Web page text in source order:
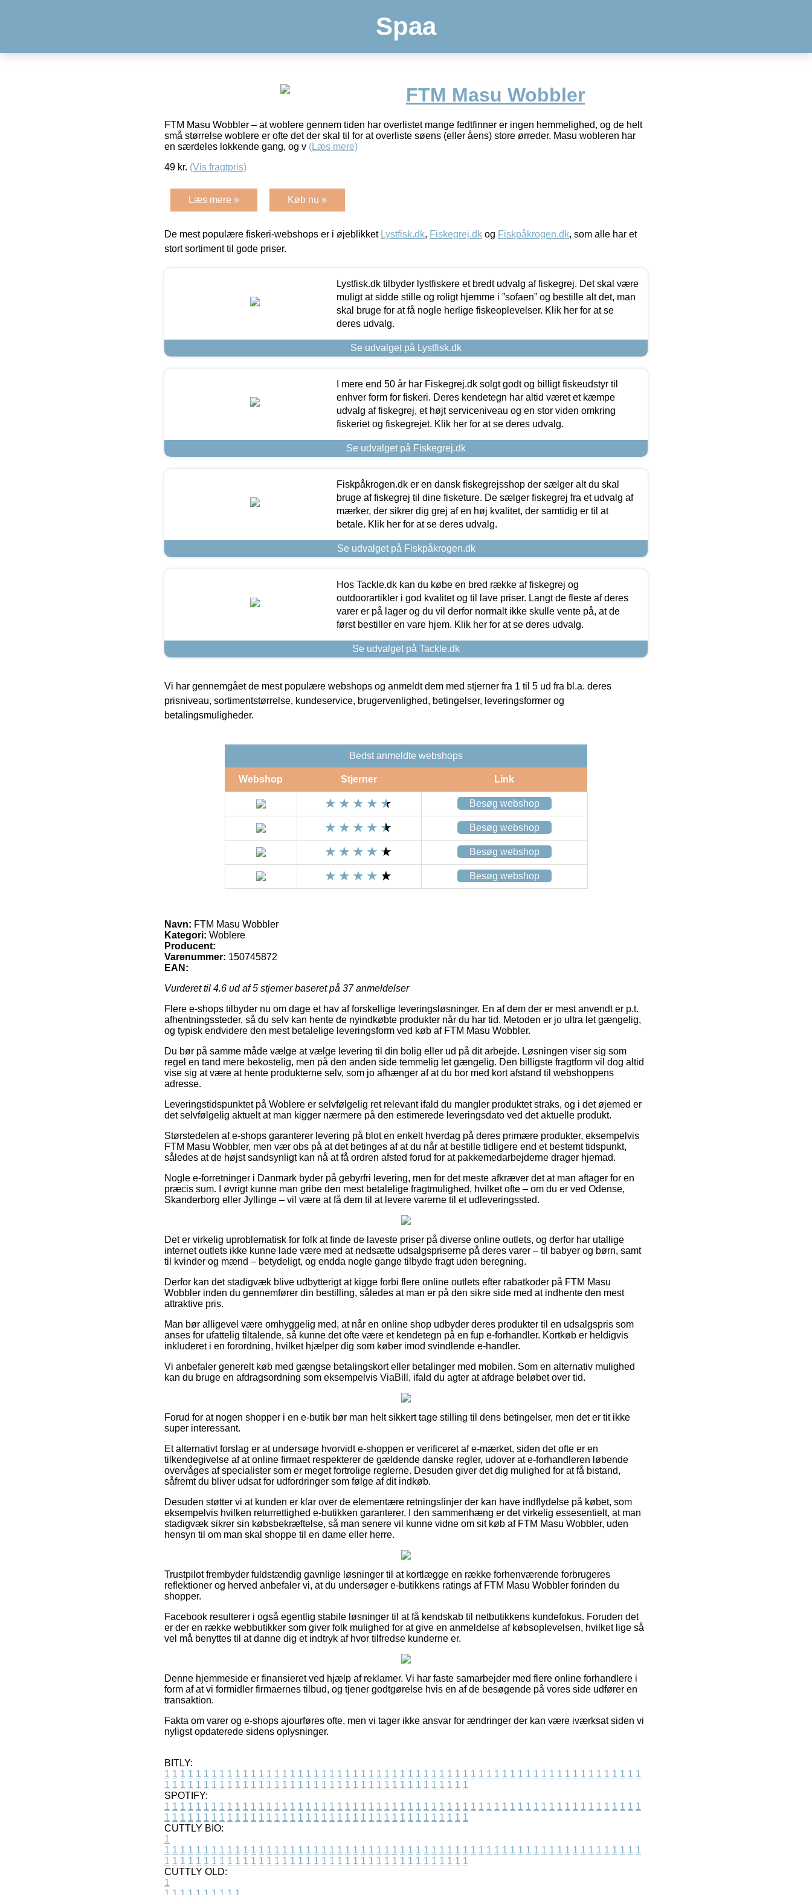
Spaa
FTM Masu Wobbler
FTM Masu Wobbler – at woblere gennem tiden har overlistet mange fedtfinner er ingen hemmelighed, og de helt
små størrelse woblere er ofte det der skal til for at overliste søens (eller åens) store ørreder. Masu wobleren har
en særdeles lokkende gang, og v (Læs mere)
49 kr. (Vis fragtpris)
Læs mere » Køb nu »
De mest populære fiskeri-webshops er i øjeblikket Lystfisk.dk, Fiskegrej.dk og Fiskpåkrogen.dk, som alle har et
stort sortiment til gode priser.
Lystfisk.dk tilbyder lystfiskere et bredt udvalg af fiskegrej. Det skal være
muligt at sidde stille og roligt hjemme i ”sofaen” og bestille alt det, man
skal bruge for at få nogle herlige fiskeoplevelser. Klik her for at se
deres udvalg.
Se udvalget på Lystfisk.dk
I mere end 50 år har Fiskegrej.dk solgt godt og billigt fiskeudstyr til
enhver form for fiskeri. Deres kendetegn har altid været et kæmpe
udvalg af fiskegrej, et højt serviceniveau og en stor viden omkring
fiskeriet og fiskegrejet. Klik her for at se deres udvalg.
Se udvalget på Fiskegrej.dk
Fiskpåkrogen.dk er en dansk fiskegrejsshop der sælger alt du skal
bruge af fiskegrej til dine fisketure. De sælger fiskegrej fra et udvalg af
mærker, der sikrer dig grej af en høj kvalitet, der samtidig er til at
betale. Klik her for at se deres udvalg.
Se udvalget på Fiskpåkrogen.dk
Hos Tackle.dk kan du købe en bred række af fiskegrej og
outdoorartikler i god kvalitet og til lave priser. Langt de fleste af deres
varer er på lager og du vil derfor normalt ikke skulle vente på, at de
først bestiller en vare hjem. Klik her for at se deres udvalg.
Se udvalget på Tackle.dk
Vi har gennemgået de mest populære webshops og anmeldt dem med stjerner fra 1 til 5 ud fra bl.a. deres
prisniveau, sortimentstørrelse, kundeservice, brugervenlighed, betingelser, leveringsformer og
betalingsmuligheder.
Bedst anmeldte webshops
Webshop Stjerner Link
Besøg webshop
Besøg webshop
Besøg webshop
Besøg webshop
Navn: FTM Masu Wobbler
Kategori: Woblere
Producent:
Varenummer: 150745872
EAN:
Vurderet til 4.6 ud af 5 stjerner baseret på 37anmeldelser
Flere e-shops tilbyder nu om dage et hav af forskellige leveringsløsninger. En af dem der er mest anvendt er p.t.
afhentningssteder, så du selv kan hente de nyindkøbte produkter når du har tid. Metoden er jo ultra let gængelig,
og typisk endvidere den mest betalelige leveringsform ved køb af FTM Masu Wobbler.
Du bør på samme måde vælge at vælge levering til din bolig eller ud på dit arbejde. Løsningen viser sig som
regel en tand mere bekostelig, men på den anden side temmelig let gængelig. Den billigste fragtform vil dog altid
vise sig at være at hente produkterne selv, som jo afhænger af at du bor med kort afstand til webshoppens
adresse.
Leveringstidspunktet på Woblere er selvfølgelig ret relevant ifald du mangler produktet straks, og i det øjemed er
det selvfølgelig aktuelt at man kigger nærmere på den estimerede leveringsdato ved det aktuelle produkt.
Størstedelen af e-shops garanterer levering på blot en enkelt hverdag på deres primære produkter, eksempelvis
FTM Masu Wobbler, men vær obs på at det betinges af at du når at bestille tidligere end et bestemt tidspunkt,
således at de højst sandsynligt kan nå at få ordren afsted forud for at pakkemedarbejderne drager hjemad.
Nogle e-forretninger i Danmark byder på gebyrfri levering, men for det meste afkræver det at man aftager for en
præcis sum. I øvrigt kunne man gribe den mest betalelige fragtmulighed, hvilket ofte – om du er ved Odense,
Skanderborg eller Jyllinge – vil være at få dem til at levere varerne til et udleveringssted.
Det er virkelig uproblematisk for folk at finde de laveste priser på diverse online outlets, og derfor har utallige
internet outlets ikke kunne lade være med at nedsætte udsalgspriserne på deres varer – til babyer og børn, samt
til kvinder og mænd – betydeligt, og endda nogle gange tilbyde fragt uden beregning.
Derfor kan det stadigvæk blive udbytterigt at kigge forbi flere online outlets efter rabatkoder på FTM Masu
Wobbler inden du gennemfører din bestilling, således at man er på den sikre side med at indhente den mest
attraktive pris.
Man bør alligevel være omhyggelig med, at når en online shop udbyder deres produkter til en udsalgspris som
anses for ufattelig tiltalende, så kunne det ofte være et kendetegn på en fup e-forhandler. Kortkøb er heldigvis
inkluderet i en forordning, hvilket hjælper dig som køber imod svindlende e-handler.
Vi anbefaler generelt køb med gængse betalingskort eller betalinger med mobilen. Som en alternativ mulighed
kan du bruge en afdragsordning som eksempelvis ViaBill, ifald du agter at afdrage beløbet over tid.
Forud for at nogen shopper i en e-butik bør man helt sikkert tage stilling til dens betingelser, men det er tit ikke
super interessant.
Et alternativt forslag er at undersøge hvorvidt e-shoppen er verificeret af e-mærket, siden det ofte er en
tilkendegivelse af at online firmaet respekterer de gældende danske regler, udover at e-forhandleren løbende
overvåges af specialister som er meget fortrolige reglerne. Desuden giver det dig mulighed for at få bistand,
såfremt du bliver udsat for udfordringer som følge af dit indkøb.
Desuden støtter vi at kunden er klar over de elementære retningslinjer der kan have indflydelse på købet, som
eksempelvis hvilken returrettighed e-butikken garanterer. I den sammenhæng er det virkelig essesentielt, at man
stadigvæk sikrer sin købsbekræftelse, så man senere vil kunne vidne om sit køb af FTM Masu Wobbler, uden
hensyn til om man skal shoppe til en dame eller herre.
Trustpilot frembyder fuldstændig gavnlige løsninger til at kortlægge en række forhenværende forbrugeres
reflektioner og herved anbefaler vi, at du undersøger e-butikkens ratings af FTM Masu Wobbler forinden du
shopper.
Facebook resulterer i også egentlig stabile løsninger til at få kendskab til netbutikkens kundefokus. Foruden det
er der en række webbutikker som giver folk mulighed for at give en anmeldelse af købsoplevelsen, hvilket lige så
vel må benyttes til at danne dig et indtryk af hvor tilfredse kunderne er.
Denne hjemmeside er finansieret ved hjælp af reklamer. Vi har faste samarbejder med flere online forhandlere i
form af at vi formidler firmaernes tilbud, og tjener godtgørelse hvis en af de besøgende på vores side udfører en
transaktion.
Fakta om varer og e-shops ajourføres ofte, men vi tager ikke ansvar for ændringer der kan være iværksat siden vi
nyligst opdaterede sidens oplysninger.
BITLY:
1 1 1 1 1 1 1 1 1 1 1 1 1 1 1 1 1 1 1 1 1 1 1 1 1 1 1 1 1 1 1 1 1 1 1 1 1 1 1 1 1 1 1 1 1 1 1 1 1 1 1 1 1 1 1 1 1 1 1 1 1
1 1 1 1 1 1 1 1 1 1 1 1 1 1 1 1 1 1 1 1 1 1 1 1 1 1 1 1 1 1 1 1 1 1 1 1 1 1 1
SPOTIFY:
1 1 1 1 1 1 1 1 1 1 1 1 1 1 1 1 1 1 1 1 1 1 1 1 1 1 1 1 1 1 1 1 1 1 1 1 1 1 1 1 1 1 1 1 1 1 1 1 1 1 1 1 1 1 1 1 1 1 1 1 1
1 1 1 1 1 1 1 1 1 1 1 1 1 1 1 1 1 1 1 1 1 1 1 1 1 1 1 1 1 1 1 1 1 1 1 1 1 1 1
CUTTLY BIO:
1
1 1 1 1 1 1 1 1 1 1 1 1 1 1 1 1 1 1 1 1 1 1 1 1 1 1 1 1 1 1 1 1 1 1 1 1 1 1 1 1 1 1 1 1 1 1 1 1 1 1 1 1 1 1 1 1 1 1 1 1 1
1 1 1 1 1 1 1 1 1 1 1 1 1 1 1 1 1 1 1 1 1 1 1 1 1 1 1 1 1 1 1 1 1 1 1 1 1 1 1
CUTTLY OLD:
1